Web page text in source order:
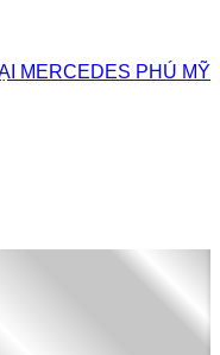
MERCEDES PHÚ MỸ